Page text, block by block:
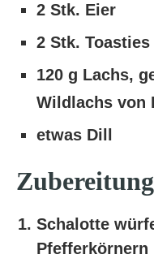
2 Stk. Eier
2 Stk. Toasties
120 g Lachs,
Wildlachs von
etwas Dill
Zubereitung
Schalotte
Pfefferkörnern